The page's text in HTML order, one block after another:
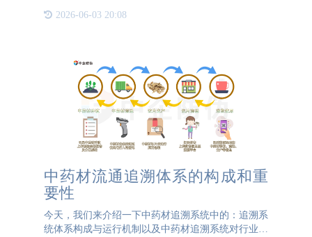
成立于2005年的高新技术企业，通过整合防伪印刷、
2026-06-03 20:08
中药材流通追溯体系的构成和重
要性
今天，我们来介绍一下中药材追溯系统中的：追溯系
统体系构成与运行机制以及中药材追溯系统对行业的